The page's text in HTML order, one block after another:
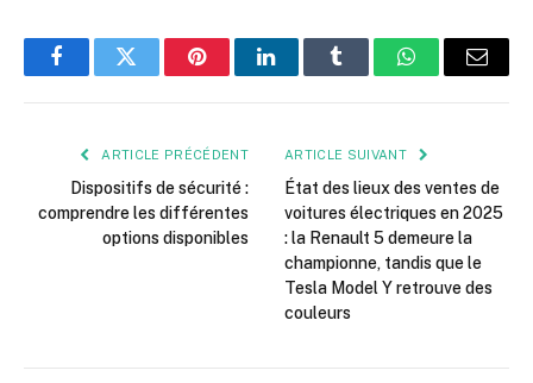
FacebookTwitter PinterestLinkedInTumblr WhatsApp
E-
ARTICLE PRÉCÉDENT
Dispositifs de sécurité :
comprendre les différentes
options disponibles
ARTICLE SUIVANT
État des lieux des ventes de
voitures électriques en 2025
: la Renault 5 demeure la
championne, tandis que le
Tesla Model Y retrouve des
couleurs